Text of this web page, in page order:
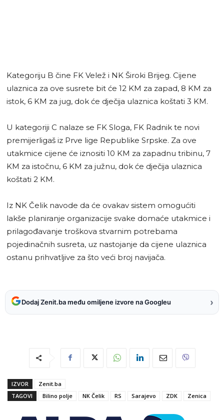
Kategoriju B čine FK Velež i NK Široki Brijeg. Cijene
ulaznica za ove susrete bit će 12 KM za zapad, 8 KM za
istok, 6 KM za jug, dok će dječija ulaznica koštati 3 KM.
U kategoriji C nalaze se FK Sloga, FK Radnik te novi
premijerligaš iz Prve lige Republike Srpske. Za ove
utakmice cijene će iznositi 10 KM za zapadnu tribinu, 7
KM za istočnu, 6 KM za južnu, dok će dječija ulaznica
koštati 2 KM.
Iz NK Čelik navode da će ovakav sistem omogućiti
lakše planiranje organizacije svake domaće utakmice i
prilagođavanje troškova stvarnim potrebama
pojedinačnih susreta, uz nastojanje da cijene ulaznica
ostanu prihvatljive za što veći broj navijača.
Dodaj Zenit.ba među omiljene izvore na Googleu ›
IZVOR
Zenit.ba
TAGOVI
Bilino polje NK Čelik RS Sarajevo ZDK Zenica